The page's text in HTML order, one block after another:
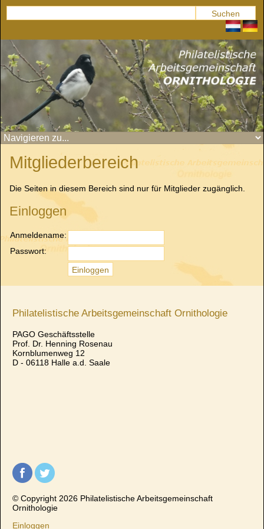
Mitgliederbereich
Die Seiten in diesem Bereich sind nur für Mitglieder zugänglich.
Einloggen
Anmeldename:
Passwort:
Philatelistische Arbeitsgemeinschaft Ornithologie
PAGO Geschäftsstelle
Prof. Dr. Henning Rosenau
Kornblumenweg 12
D - 06118 Halle a.d. Saale
© Copyright 2026 Philatelistische Arbeitsgemeinschaft
Ornithologie
Einloggen